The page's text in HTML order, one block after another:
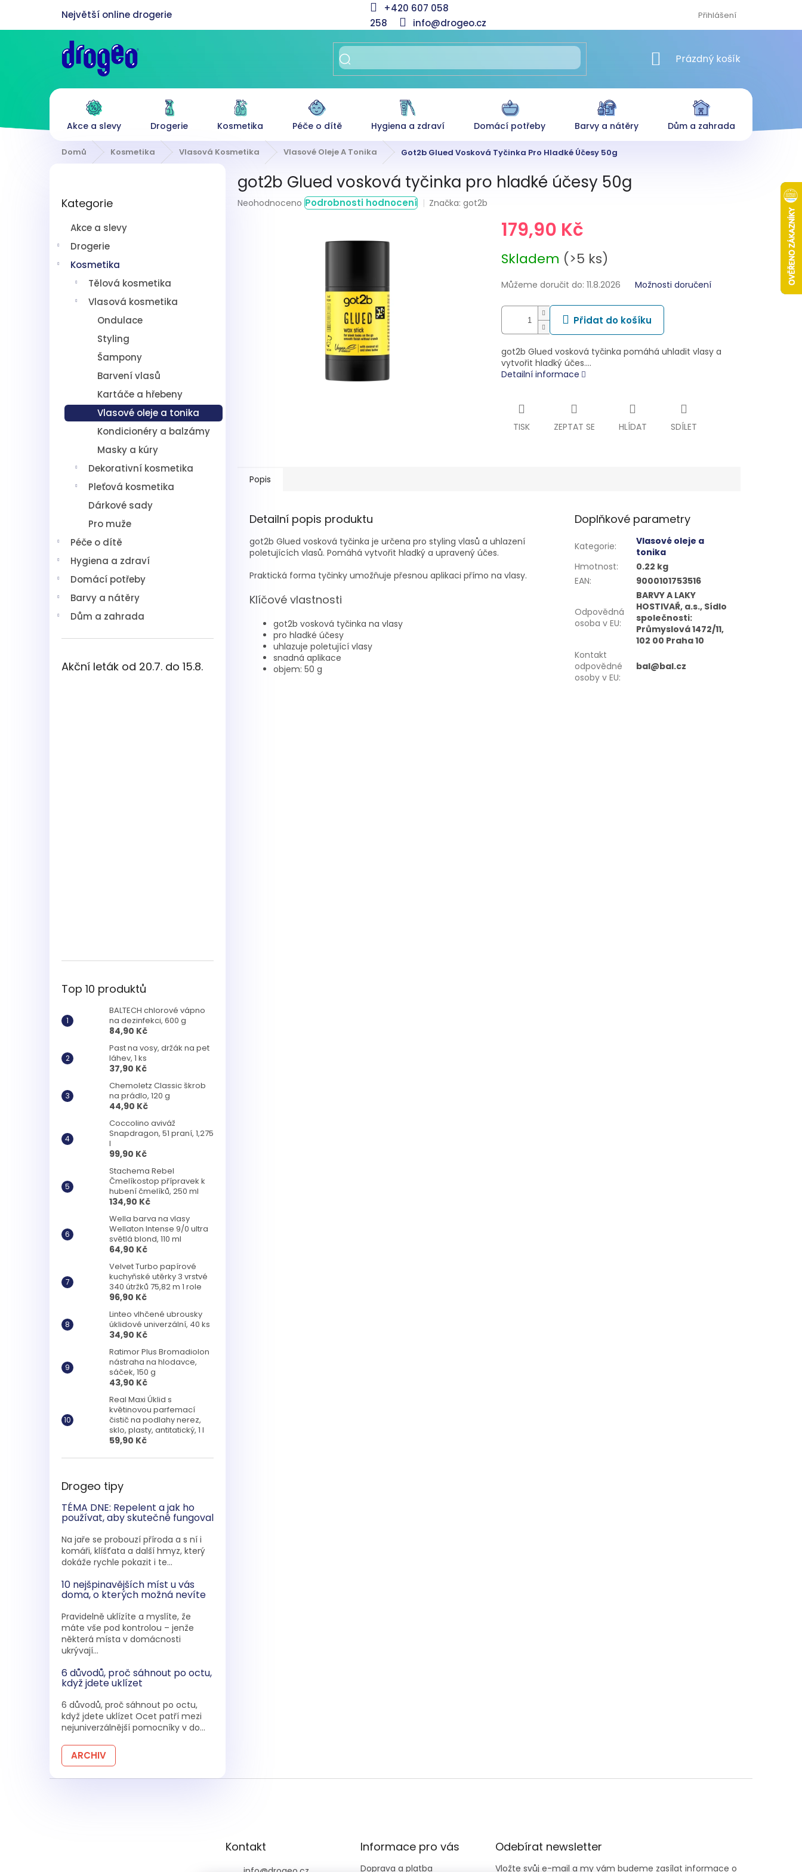
obsah
+420 607 058
258
info@drogeo.cz
Přihlášení
NÁKUPNÍ KOŠÍK
Prázdný košík
Akce a slevy Drogerie Kosmetika Péče o dítě Hygiena a zdraví Domácí potřeby Barvy a nátěry Dům a zahrada
Domů Kosmetika Vlasová Kosmetika Vlasové Oleje A Tonika Got2b Glued Vosková Tyčinka Pro Hladké Účesy 50g
kategorie
Kategorie
Akce a slevy
Drogerie
Kosmetika
Tělová kosmetika
Vlasová kosmetika
Ondulace
Styling
Šampony
Barvení vlasů
Kartáče a hřebeny
Vlasové oleje a tonika
Kondicionéry a balzámy
Masky a kúry
Dekorativní kosmetika
Pleťová kosmetika
Dárkové sady
Pro muže
Péče o dítě
Hygiena a zdraví
Domácí potřeby
Barvy a nátěry
Dům a zahrada
Akční leták od 20.7. do 15.8.
Top 10 produktů
BALTECH chlorové vápno
na dezinfekci, 600 g
84,90 Kč
Past na vosy, držák na pet
láhev, 1 ks
37,90 Kč
Chemoletz Classic škrob
na prádlo, 120 g
44,90 Kč
Coccolino aviváž
Snapdragon, 51 praní, 1,275
l
99,90 Kč
Stachema Rebel
Čmelíkostop přípravek k
hubení čmelíků, 250 ml
134,90 Kč
Wella barva na vlasy
Wellaton Intense 9/0 ultra
světlá blond, 110 ml
64,90 Kč
Velvet Turbo papírové
kuchyňské utěrky 3 vrstvé
340 útržků 75,82 m 1 role
96,90 Kč
Linteo vlhčené ubrousky
úklidové univerzální, 40 ks
34,90 Kč
Ratimor Plus Bromadiolon
nástraha na hlodavce,
sáček, 150 g
43,90 Kč
Real Maxi Úklid s
květinovou parfemací
čistič na podlahy nerez,
sklo, plasty, antitatický, 1 l
59,90 Kč
Drogeo tipy
TÉMA DNE: Repelent a jak ho
používat, aby skutečně fungoval
Na jaře se probouzí příroda a s ní i
komáři, klíšťata a další hmyz, který
dokáže rychle pokazit i te...
10 nejšpinavějších míst u vás
doma, o kterých možná nevíte
Pravidelně uklízíte a myslíte, že
máte vše pod kontrolou – jenže
některá místa v domácnosti
ukrývají...
6 důvodů, proč sáhnout po octu,
když jdete uklízet
6 důvodů, proč sáhnout po octu,
když jdete uklízet Ocet patří mezi
nejuniverzálnější pomocníky v do...
ARCHIV
got2b Glued vosková tyčinka pro hladké účesy 50g
Průměrné
Neohodnoceno Podrobnosti hodnocení Značka:got2b
179,90 Kč
cena:
Skladem (>5 ks)
Můžeme doručit do: 11.8.2026 Možnosti doručení
Přidat do košíku
got2b Glued vosková tyčinka pomáhá uhladit vlasy a
vytvořit hladký účes.…
Detailní informace
TISK ZEPTAT SE HLÍDAT SDÍLET
Popis
Detailní popis produktu
got2b Glued vosková tyčinka je určena pro styling vlasů a uhlazení
poletujících vlasů. Pomáhá vytvořit hladký a upravený účes.
Praktická forma tyčinky umožňuje přesnou aplikaci přímo na vlasy.
Klíčové vlastnosti
got2b vosková tyčinka na vlasy
pro hladké účesy
uhlazuje poletující vlasy
snadná aplikace
objem: 50 g
Doplňkové parametry
Kategorie:
Vlasové oleje a
tonika
Hmotnost:
0.22 kg
EAN: 9000101753516
Odpovědná
osoba v EU:
BARVY A LAKY
HOSTIVAŘ, a.s., Sídlo
společnosti:
Průmyslová 1472/11,
102 00 Praha 10
Kontakt
odpovědné
osoby v EU:
bal@bal.cz
Kontakt Informace pro vás
Doprava a platba
Odebírat newsletter
Vložte svůj e-mail a my vám budeme zasílat informace o